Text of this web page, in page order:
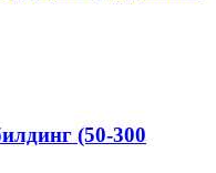
(50-300